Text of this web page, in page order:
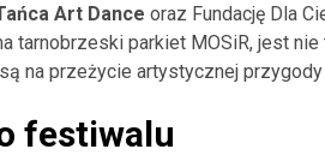
Art Dance oraz Fundację Dla
tarnobrzeski parkiet MOSiR, jest
na przeżycie artystycznej przygody
festiwalu